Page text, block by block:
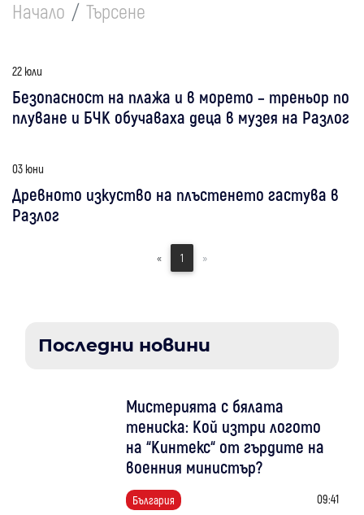
Начало Търсене
22 юли
Безопасност на плажа и в морето – треньор по
плуване и БЧК обучаваха деца в музея на Разлог
03 юни
Древното изкуство на плъстенето гастува в
Разлог
« 1 »
Последни новини
Мистерията с бялата
тениска: Кой изтри логото
на “Кинтекс“ от гърдите на
военния министър?
България 09:41